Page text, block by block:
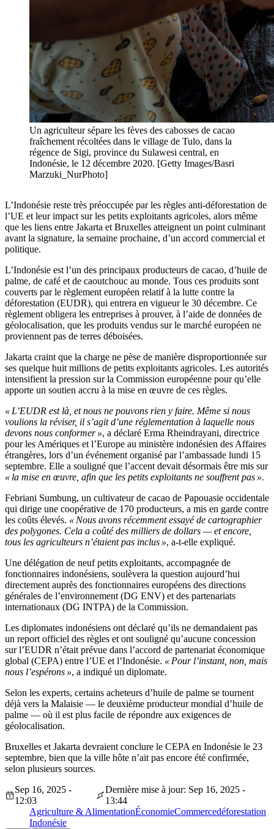
Un agriculteur sépare les fèves des cabosses de cacao
fraîchement récoltées dans le village de Tulo, dans la
régence de Sigi, province du Sulawesi central, en
Indonésie, le 12 décembre 2020. [Getty Images/Basri
Marzuki_NurPhoto]
L’Indonésie reste très préoccupée par les règles anti-déforestation de
l’UE et leur impact sur les petits exploitants agricoles, alors même
que les liens entre Jakarta et Bruxelles atteignent un point culminant
avant la signature, la semaine prochaine, d’un accord commercial et
politique.
L’Indonésie est l’un des principaux producteurs de cacao, d’huile de
palme, de café et de caoutchouc au monde. Tous ces produits sont
couverts par le règlement européen relatif à la lutte contre la
déforestation (EUDR), qui entrera en vigueur le 30 décembre. Ce
règlement obligera les entreprises à prouver, à l’aide de données de
géolocalisation, que les produits vendus sur le marché européen ne
proviennent pas de terres déboisées.
Jakarta craint que la charge ne pèse de manière disproportionnée sur
ses quelque huit millions de petits exploitants agricoles. Les autorités
intensifient la pression sur la Commission européenne pour qu’elle
apporte un soutien accru à la mise en œuvre de ces règles.
« L’EUDR est là, et nous ne pouvons rien y faire. Même si nous
voulions la réviser, il s’agit d’une réglementation à laquelle nous
devons nous conformer », a déclaré Erma Rheindrayani, directrice
pour les Amériques et l’Europe au ministère indonésien des Affaires
étrangères, lors d’un événement organisé par l’ambassade lundi 15
septembre. Elle a souligné que l’accent devait désormais être mis sur
« la mise en œuvre, afin que les petits exploitants ne souffrent pas ».
Febriani Sumbung, un cultivateur de cacao de Papouasie occidentale
qui dirige une coopérative de 170 producteurs, a mis en garde contre
les coûts élevés. « Nous avons récemment essayé de cartographier
des polygones. Cela a coûté des milliers de dollars — et encore,
tous les agriculteurs n’étaient pas inclus », a-t-elle expliqué.
Une délégation de neuf petits exploitants, accompagnée de
fonctionnaires indonésiens, soulèvera la question aujourd’hui
directement auprès des fonctionnaires européens des directions
générales de l’environnement (DG ENV) et des partenariats
internationaux (DG INTPA) de la Commission.
Les diplomates indonésiens ont déclaré qu’ils ne demandaient pas
un report officiel des règles et ont souligné qu’aucune concession
sur l’EUDR n’était prévue dans l’accord de partenariat économique
global (CEPA) entre l’UE et l’Indonésie. « Pour l’instant, non, mais
nous l’espérons », a indiqué un diplomate.
Selon les experts, certains acheteurs d’huile de palme se tournent
déjà vers la Malaisie — le deuxième producteur mondial d’huile de
palme — où il est plus facile de répondre aux exigences de
géolocalisation.
Bruxelles et Jakarta devraient conclure le CEPA en Indonésie le 23
septembre, bien que la ville hôte n’ait pas encore été confirmée,
selon plusieurs sources.
Sep 16, 2025 -
12:03
Dernière mise à jour: Sep 16, 2025 -
13:44
Agriculture & AlimentationÉconomieCommercedéforestation
Indonésie